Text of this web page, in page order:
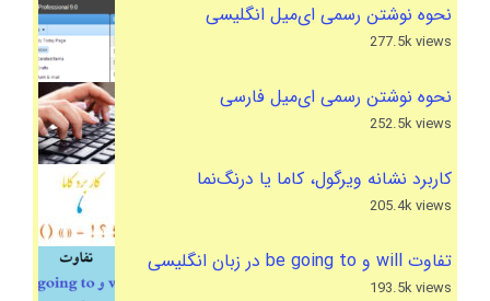
نحوه نوشتن رسمی ای‌میل انگلیسی
277.5k views
نحوه نوشتن رسمی ای‌میل فارسی
252.5k views
کاربرد نشانه ویرگول، کاما یا درنگ‌نما
205.4k views
تفاوت will و be going to در زبان انگلیسی
193.5k views